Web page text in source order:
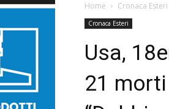
Home Cronaca Esteri
Cronaca Esteri
Usa,
21